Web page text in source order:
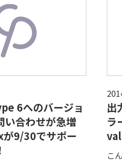
6へのバージョ
い合わせが急増
9/30でサポー
出
ラ
こ